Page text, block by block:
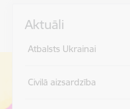
Aktuāli
Atbalsts Ukrainai
Civilā aizsardzība